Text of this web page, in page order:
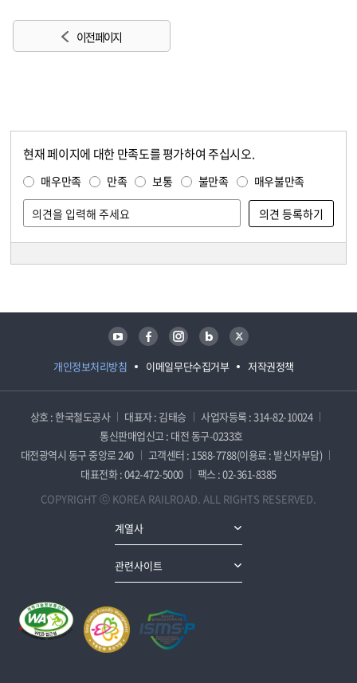
이전 페이지
현재 페이지에 대한 만족도를 평가하여 주십시오.
매우만족 만족 보통 불만족 매우불만족
개인정보처리방침 이메일무단수집거부 저작권정책
유튜브 페이스북 인스타그램 블로그 트위터
상호 : 한국철도공사 대표자 : 김태승
사업자등록 : 314-82-10024
통신판매업신고 : 대전 동구-0233호
대전광역시 동구 중앙로 240
고객센터 : 1588-7788(이용료 : 발신자부담)
대표전화 : 042-472-5000
팩스 : 02-361-8385
COPYRIGHT ⓒ KOREA RAILROAD. ALL RIGHTS RESERVED.
계열사
관련사이트